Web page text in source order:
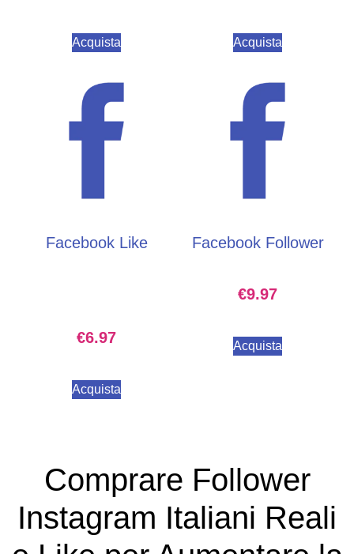
Acquista Acquista
Facebook Like
€6.97
Acquista
Facebook Follower
€9.97
Acquista
Comprare Follower
Instagram Italiani Reali